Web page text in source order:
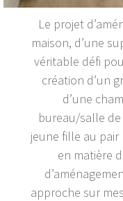
Le projet
maison, d’une
véritable défi
création d’un
d’une
bureau/salle
jeune fille au
en matière
approche sur